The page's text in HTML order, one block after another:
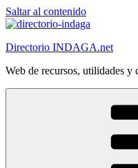
Saltar al contenido
Directorio INDAGA.net
Web de recursos, utilidades y